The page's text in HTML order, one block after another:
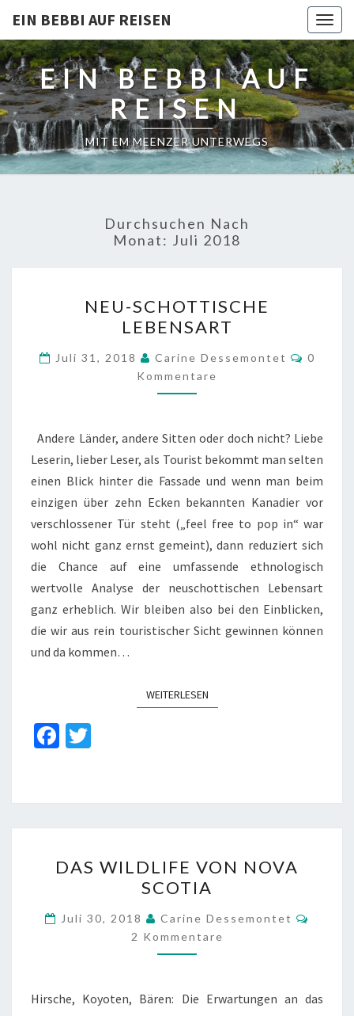
EIN BEBBI AUF REISEN
EIN BEBBI AUF
REISEN
MIT EM MEENZER UNTERWEGS
Durchsuchen Nach
Monat: Juli 2018
SCHOTTISCHE
LEBENSART
NEU-SCHOTTISCHE
LEBENSART
Juli 31, 2018 Carine Dessemontet
0
Kommentare
Andere Länder, andere Sitten oder doch nicht? Liebe
Leserin, lieber Leser, als Tourist bekommt man selten
einen Blick hinter die Fassade und wenn man beim
einzigen über zehn Ecken bekannten Kanadier vor
verschlossener Tür steht („feel free to pop in“ war
wohl nicht ganz ernst gemeint), dann reduziert sich
die Chance auf eine umfassende ethnologisch
wertvolle Analyse der neuschottischen Lebensart
ganz erheblich. Wir bleiben also bei den Einblicken,
die wir aus rein touristischer Sicht gewinnen können
und da kommen…
WEITERLESENWEITERLESEN
Fa
o
o
k
er
WILDLIFE
VON
NOVA
SCOTIA
DAS WILDLIFE VON NOVA
SCOTIA
Juli 30, 2018 Carine Dessemontet
2 Kommentare
Hirsche, Koyoten, Bären: Die Erwartungen an das